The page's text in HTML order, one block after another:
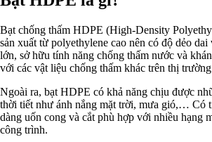
Bạt chống thấm HDPE (High-Density
sản xuất từ polyethylene cao nên có độ dẻo
lớn, sở hữu tính năng chống thấm nước và
với các vật liệu chống thấm khác trên thị
Ngoài ra, bạt HDPE có khả năng chịu được
thời tiết như ánh nắng mặt trời, mưa gió,… Có
dàng uốn cong và cắt phù hợp với nhiều hạng
công trình.